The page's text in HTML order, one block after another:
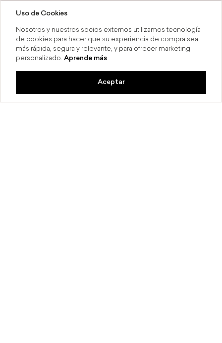
Uso de Cookies
Nosotros y nuestros socios externos utilizamos tecnología
de cookies para hacer que su experiencia de compra sea
más rápida, segura y relevante, y para ofrecer marketing
personalizado. Aprende más
Aceptar
6 MSI Compra en línea y recoge en